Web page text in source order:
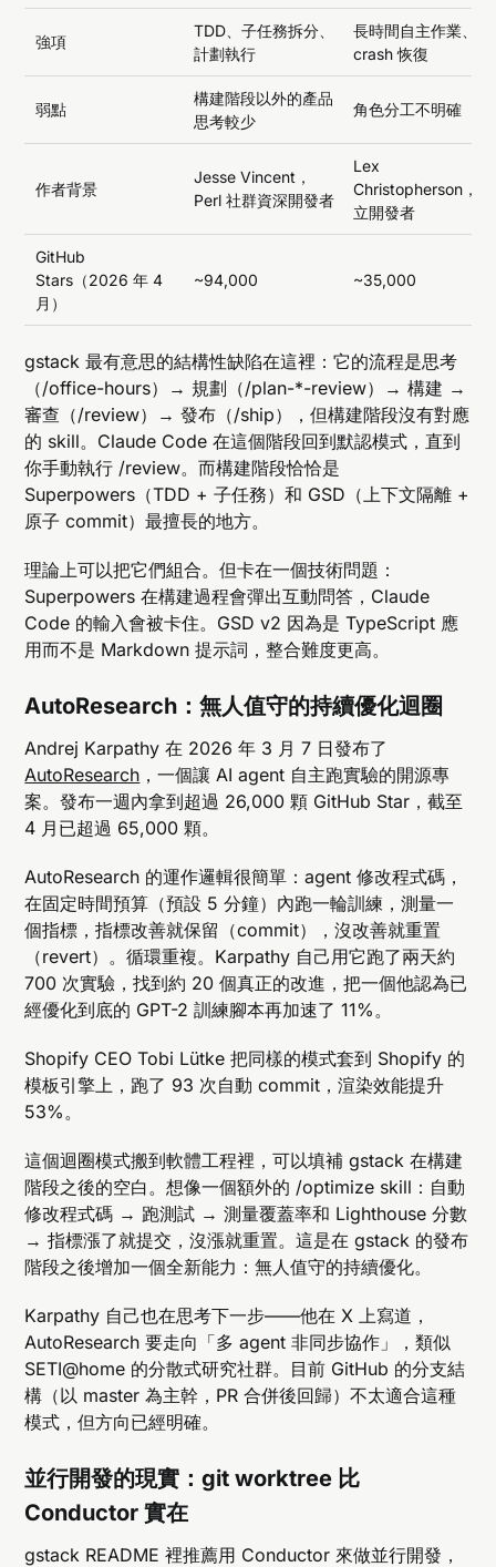
強項
TDD、子任務拆分、
計劃執行
長時間自主作業、
crash 恢復
弱點
構建階段以外的產品
思考較少
角色分工不明確
作者背景
Jesse Vincent，
Perl 社群資深開發者
Lex
Christopherson，獨
立開發者
GitHub
Stars（2026 年 4
月）
~94,000 ~35,000
gstack 最有意思的結構性缺陷在這裡：它的流程是思考
（/office-hours）→ 規劃（/plan-*-review）→ 構建 →
審查（/review）→ 發布（/ship），但構建階段沒有對應
的 skill。Claude Code 在這個階段回到默認模式，直到
你手動執行 /review。而構建階段恰恰是
Superpowers（TDD + 子任務）和 GSD（上下文隔離 +
原子 commit）最擅長的地方。
理論上可以把它們組合。但卡在一個技術問題：
Superpowers 在構建過程會彈出互動問答，Claude
Code 的輸入會被卡住。GSD v2 因為是 TypeScript 應
用而不是 Markdown 提示詞，整合難度更高。
AutoResearch：無人值守的持續優化迴圈
Andrej Karpathy 在 2026 年 3 月 7 日發布了
AutoResearch ，一個讓 AI agent 自主跑實驗的開源專
案。發布一週內拿到超過 26,000 顆 GitHub Star，截至
4 月已超過 65,000 顆。
AutoResearch 的運作邏輯很簡單：agent 修改程式碼，
在固定時間預算（預設 5 分鐘）內跑一輪訓練，測量一
個指標，指標改善就保留（commit），沒改善就重置
（revert）。循環重複。Karpathy 自己用它跑了兩天約
700 次實驗，找到約 20 個真正的改進，把一個他認為已
經優化到底的 GPT-2 訓練腳本再加速了 11%。
Shopify CEO Tobi Lütke 把同樣的模式套到 Shopify 的
模板引擎上，跑了 93 次自動 commit，渲染效能提升
53%。
這個迴圈模式搬到軟體工程裡，可以填補 gstack 在構建
階段之後的空白。想像一個額外的 /optimize skill：自動
修改程式碼 → 跑測試 → 測量覆蓋率和 Lighthouse 分數
→ 指標漲了就提交，沒漲就重置。這是在 gstack 的發布
階段之後增加一個全新能力：無人值守的持續優化。
Karpathy 自己也在思考下一步——他在 X 上寫道，
AutoResearch 要走向「多 agent 非同步協作」，類似
SETI@home 的分散式研究社群。目前 GitHub 的分支結
構（以 master 為主幹，PR 合併後回歸）不太適合這種
模式，但方向已經明確。
並行開發的現實：git worktree 比
Conductor 實在
gstack README 裡推薦用 Conductor 來做並行開發，